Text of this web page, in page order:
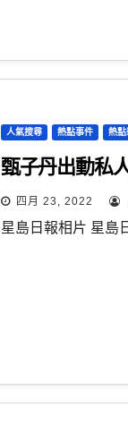
人氣搜尋 熱點事件 熱點
甄子丹出動私
四月 23, 2022
星島日報相片 星島